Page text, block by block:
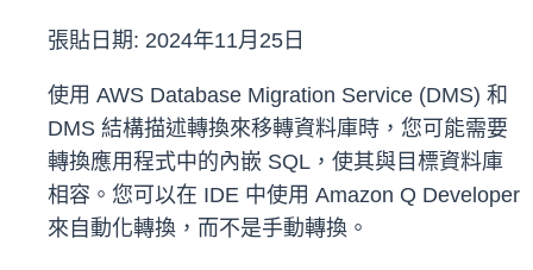
張貼日期: 2024年11月25日
使用 AWS Database Migration Service (DMS) 和
DMS 結構描述轉換來移轉資料庫時，您可能需要
轉換應用程式中的內嵌 SQL，使其與目標資料庫
相容。您可以在 IDE 中使用 Amazon Q Developer
來自動化轉換，而不是手動轉換。